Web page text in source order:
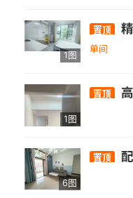
1图
置顶
单间
1图
置顶
6图
置顶